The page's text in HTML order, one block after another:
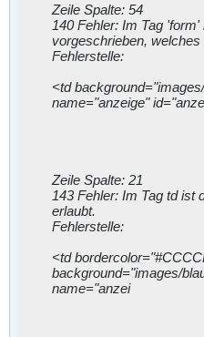
Zeile Spalte: 54
140 Fehler: Im Tag
vorgeschrieben, welches
Fehlerstelle:
<td
name="anzeige"
Zeile Spalte: 21
143 Fehler: Im Tag td ist
erlaubt.
Fehlerstelle:
<td
background="images/
name="anzei